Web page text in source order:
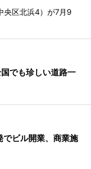
央区北浜4）が7月9
でも珍しい道路一
ビル開業、商業施